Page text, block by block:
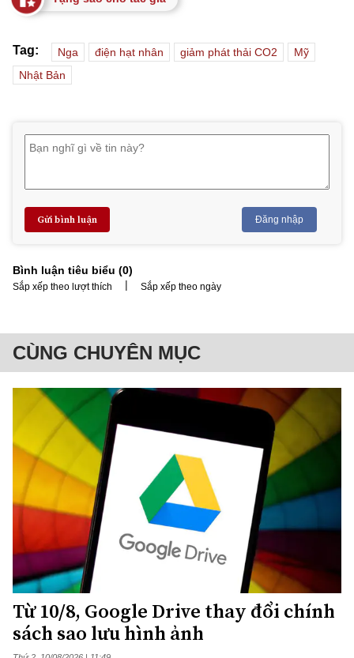
Tag: Nga điện hạt nhân giảm phát thải CO2
Mỹ
Nhật Bản
Gửi bình luận Đăng nhập
Bình luận tiêu biểu (0)
Sắp xếp theo lượt thích | Sắp xếp theo ngày
CÙNG CHUYÊN MỤC
Từ 10/8, Google Drive thay đổi chính
sách sao lưu hình ảnh